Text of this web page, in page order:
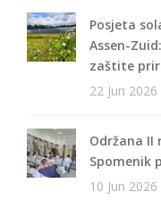
Posjeta
Assen-
zaštite
22 Jun 2026
Održana II
Spomenik
10 Jun 2026